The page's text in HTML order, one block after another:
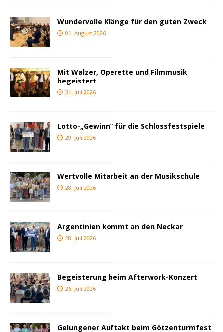
Wundervolle Klänge für den guten Zweck
01. August 2026
Mit Walzer, Operette und Filmmusik
begeistert
31. Juli 2026
Lotto-„Gewinn“ für die Schlossfestspiele
29. Juli 2026
Wertvolle Mitarbeit an der Musikschule
28. Juli 2026
Argentinien kommt an den Neckar
28. Juli 2026
Begeisterung beim Afterwork-Konzert
26. Juli 2026
Gelungener Auftakt beim Götzenturmfest